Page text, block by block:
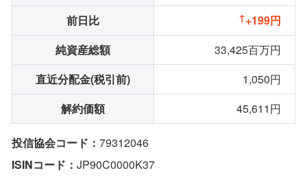
前日比
+199円
純資産総額
33,425百万円
直近分配金(税引前)
1,050円
解約価額
45,611円
投信協会コード： 79312046
ISINコード： JP90C0000K37